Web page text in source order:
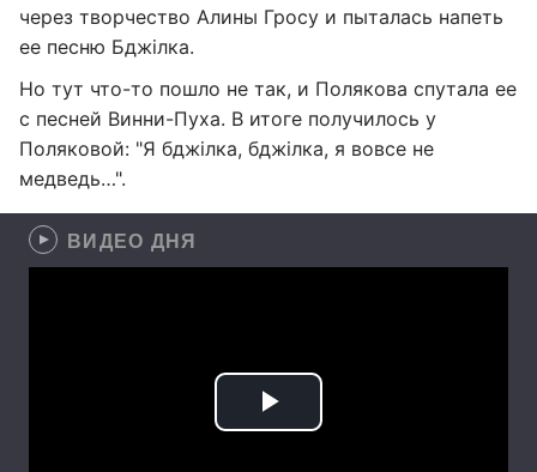
через творчество Алины Гросу и пыталась напеть
ее песню Бджілка.
Но тут что-то пошло не так, и Полякова спутала ее
с песней Винни-Пуха. В итоге получилось у
Поляковой: "Я бджілка, бджілка, я вовсе не
медведь…".
ВИДЕО ДНЯ